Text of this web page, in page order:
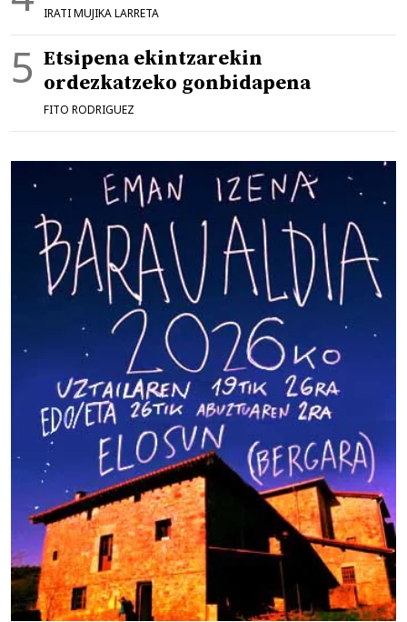
IRATI MUJIKA LARRETA
Etsipena ekintzarekin
ordezkatzeko gonbidapena
FITO RODRIGUEZ